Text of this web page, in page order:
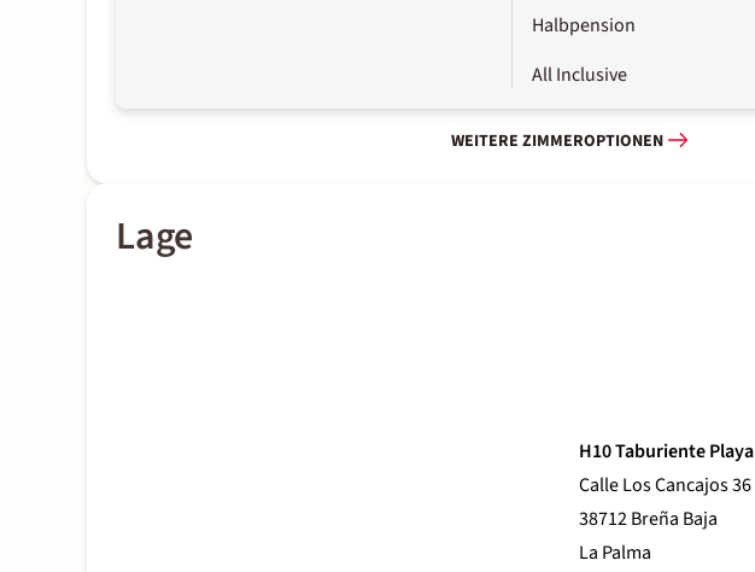
Halbpension
All Inclusive
WEITERE ZIMMEROPTIONEN
Lage
H10 Taburiente Playa
Calle Los Cancajos 36
38712 Breña Baja
La Palma